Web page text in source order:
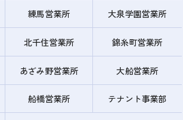
練馬営業所 大泉学園営業所
北千住営業所 錦糸町営業所
あざみ野営業所 大船営業所
船橋営業所 テナント事業部